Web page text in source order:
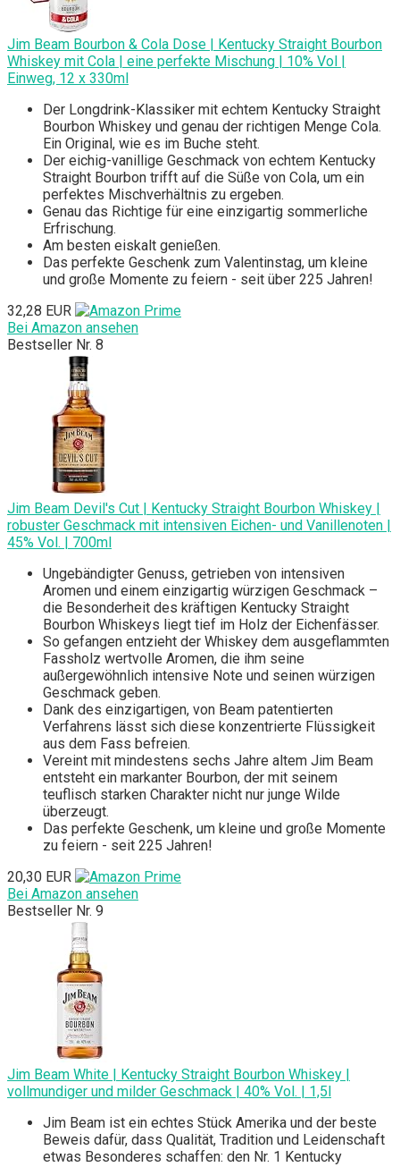
Jim Beam Bourbon & Cola Dose | Kentucky Straight Bourbon
Whiskey mit Cola | eine perfekte Mischung | 10% Vol |
Einweg, 12 x 330ml
Der Longdrink-Klassiker mit echtem Kentucky Straight
Bourbon Whiskey und genau der richtigen Menge Cola.
Ein Original, wie es im Buche steht.
Der eichig-vanillige Geschmack von echtem Kentucky
Straight Bourbon trifft auf die Süße von Cola, um ein
perfektes Mischverhältnis zu ergeben.
Genau das Richtige für eine einzigartig sommerliche
Erfrischung.
Am besten eiskalt genießen.
Das perfekte Geschenk zum Valentinstag, um kleine
und große Momente zu feiern - seit über 225 Jahren!
32,28 EUR
Bei Amazon ansehen
Bestseller Nr. 8
Jim Beam Devil's Cut | Kentucky Straight Bourbon Whiskey |
robuster Geschmack mit intensiven Eichen- und Vanillenoten |
45% Vol. | 700ml
Ungebändigter Genuss, getrieben von intensiven
Aromen und einem einzigartig würzigen Geschmack –
die Besonderheit des kräftigen Kentucky Straight
Bourbon Whiskeys liegt tief im Holz der Eichenfässer.
So gefangen entzieht der Whiskey dem ausgeflammten
Fassholz wertvolle Aromen, die ihm seine
außergewöhnlich intensive Note und seinen würzigen
Geschmack geben.
Dank des einzigartigen, von Beam patentierten
Verfahrens lässt sich diese konzentrierte Flüssigkeit
aus dem Fass befreien.
Vereint mit mindestens sechs Jahre altem Jim Beam
entsteht ein markanter Bourbon, der mit seinem
teuflisch starken Charakter nicht nur junge Wilde
überzeugt.
Das perfekte Geschenk, um kleine und große Momente
zu feiern - seit 225 Jahren!
20,30 EUR
Bei Amazon ansehen
Bestseller Nr. 9
Jim Beam White | Kentucky Straight Bourbon Whiskey |
vollmundiger und milder Geschmack | 40% Vol. | 1,5l
Jim Beam ist ein echtes Stück Amerika und der beste
Beweis dafür, dass Qualität, Tradition und Leidenschaft
etwas Besonderes schaffen: den Nr. 1 Kentucky